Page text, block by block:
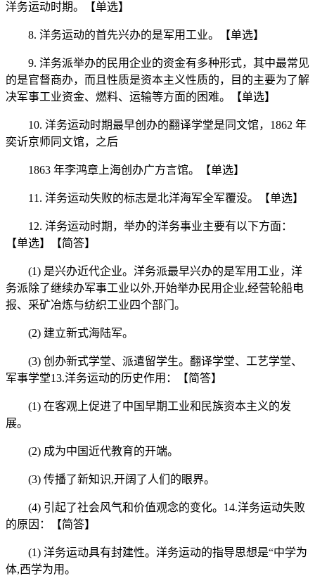
洋务运动时期。【单选】
8. 洋务运动的首先兴办的是军用工业。【单选】
9. 洋务派举办的民用企业的资金有多种形式，其中最常见
的是官督商办，而且性质是资本主义性质的，目的主要为了解
决军事工业资金、燃料、运输等方面的困难。【单选】
10. 洋务运动时期最早创办的翻译学堂是同文馆，1862 年
奕䜣京师同文馆，之后
1863 年李鸿章上海创办广方言馆。【单选】
11. 洋务运动失败的标志是北洋海军全军覆没。【单选】
12. 洋务运动时期，举办的洋务事业主要有以下方面：
【单选】【简答】
(1) 是兴办近代企业。洋务派最早兴办的是军用工业，洋
务派除了继续办军事工业以外,开始举办民用企业,经营轮船电
报、采矿冶炼与纺织工业四个部门。
(2) 建立新式海陆军。
(3) 创办新式学堂、派遣留学生。翻译学堂、工艺学堂、
军事学堂13.洋务运动的历史作用：【简答】
(1) 在客观上促进了中国早期工业和民族资本主义的发
展。
(2) 成为中国近代教育的开端。
(3) 传播了新知识,开阔了人们的眼界。
(4) 引起了社会风气和价值观念的变化。14.洋务运动失败
的原因：【简答】
(1) 洋务运动具有封建性。洋务运动的指导思想是“中学为
体,西学为用。